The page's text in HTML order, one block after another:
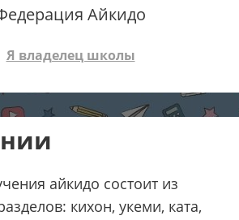
Айкидо
Я владелец школы
айкидо состоит из
кихон, укеми, ката,